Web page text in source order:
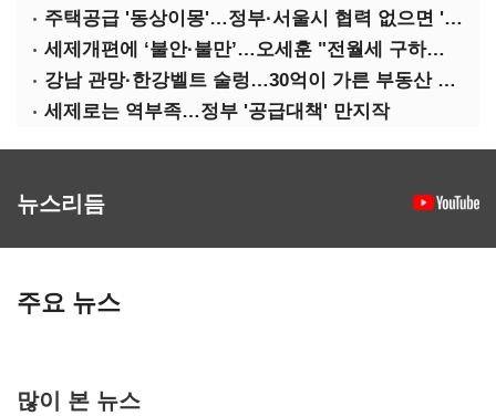
주택공급 '동상이몽'…정부·서울시 협력 없으면 '공수표'
세제개편에 ‘불안·불만’…오세훈 "전월세 구하기 더 힘들어질 것"
강남 관망·한강벨트 술렁…30억이 가른 부동산 민심
세제로는 역부족…정부 '공급대책' 만지작
뉴스리듬
주요 뉴스
많이 본 뉴스